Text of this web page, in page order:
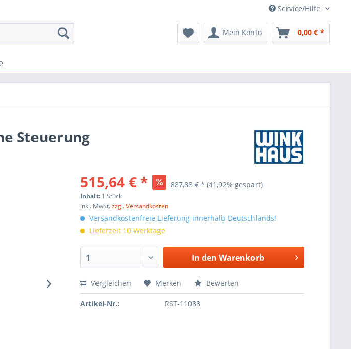
Service/Hilfe
Mein Konto 0,00 € *
Steuerung
515,64 € * 887,88 € * (41,92% gespart)
Inhalt: 1 Stück
inkl. MwSt.zzgl. Versandkosten
Versandkostenfreie Lieferung innerhalb Deutschlands!
Lieferzeit 10 Werktage
In den Warenkorb
Vergleichen Merken Bewerten
Artikel-Nr.: RST-11088